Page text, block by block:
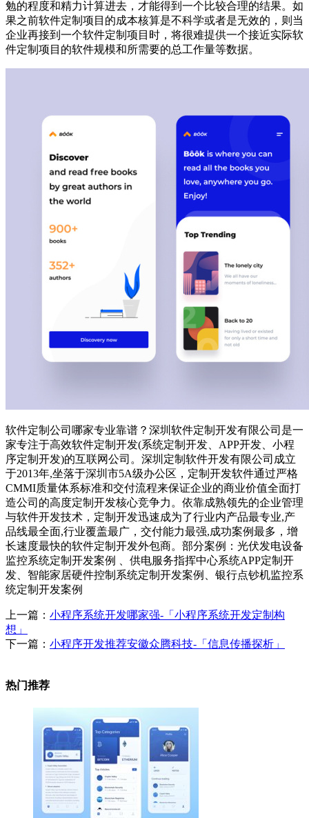
勉的程度和精力计算进去，才能得到一个比较合理的结果。如
果之前软件定制项目的成本核算是不科学或者是无效的，则当
企业再接到一个软件定制项目时，将很难提供一个接近实际软
件定制项目的软件规模和所需要的总工作量等数据。
软件定制公司哪家专业靠谱？深圳软件定制开发有限公司是一
家专注于高效软件定制开发(系统定制开发、APP开发、小程
序定制开发)的互联网公司。深圳定制软件开发有限公司成立
于2013年,坐落于深圳市5A级办公区，定制开发软件通过严格
CMMI质量体系标准和交付流程来保证企业的商业价值全面打
造公司的高度定制开发核心竞争力。依靠成熟领先的企业管理
与软件开发技术，定制开发迅速成为了行业内产品最专业,产
品线最全面,行业覆盖最广，交付能力最强,成功案例最多，增
长速度最快的软件定制开发外包商。部分案例：光伏发电设备
监控系统定制开发案例 、供电服务指挥中心系统APP定制开
发、智能家居硬件控制系统定制开发案例、银行点钞机监控系
统定制开发案例
上一篇： 小程序系统开发哪家强-「小程序系统开发定制构
想」
下一篇： 小程序开发推荐安徽众腾科技-「信息传播探析」
热门推荐